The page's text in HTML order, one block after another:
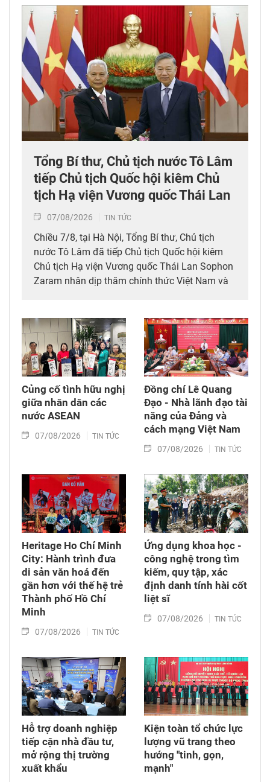
Tổng Bí thư, Chủ tịch nước Tô Lâm
tiếp Chủ tịch Quốc hội kiêm Chủ
tịch Hạ viện Vương quốc Thái Lan
07/08/2026 TIN TỨC
Chiều 7/8, tại Hà Nội, Tổng Bí thư, Chủ tịch
nước Tô Lâm đã tiếp Chủ tịch Quốc hội kiêm
Chủ tịch Hạ viện Vương quốc Thái Lan Sophon
Zaram nhân dịp thăm chính thức Việt Nam và
(6/8/1976 – 6/8/2026).
Củng cố tình hữu nghị
giữa nhân dân các
nước ASEAN
07/08/2026 TIN TỨC
Đồng chí Lê Quang
Đạo - Nhà lãnh đạo tài
năng của Đảng và
cách mạng Việt Nam​
07/08/2026 TIN TỨC
Heritage Ho Chí Minh
City: Hành trình đưa
di sản văn hoá đến
gần hơn với thế hệ trẻ
Thành phố Hồ Chí
Minh
07/08/2026 TIN TỨC
Ứng dụng khoa học -
công nghệ trong tìm
kiếm, quy tập, xác
định danh tính hài cốt
liệt sĩ
07/08/2026 TIN TỨC
Hỗ trợ doanh nghiệp
tiếp cận nhà đầu tư,
mở rộng thị trường
xuất khẩu
Kiện toàn tổ chức lực
lượng vũ trang theo
hướng "tinh, gọn,
mạnh"